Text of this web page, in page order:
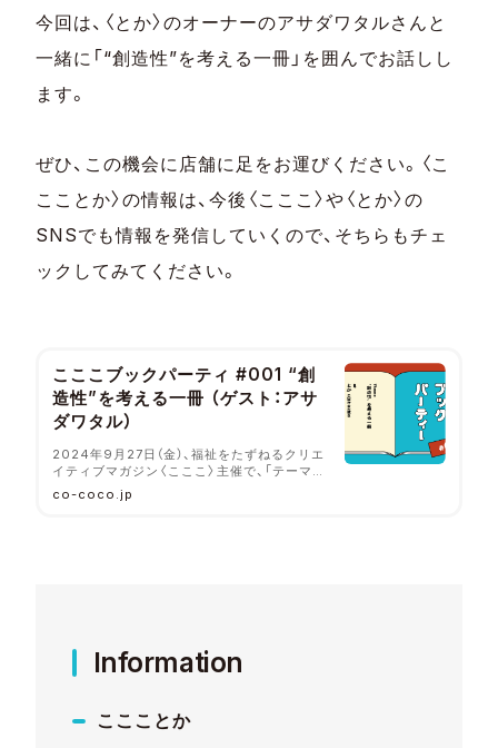
今回は、〈とか〉のオーナーのアサダワタルさんと
一緒に「“創造性”を考える一冊」を囲んでお話しし
ます。
ぜひ、この機会に店舗に足をお運びください。〈こ
こことか〉の情報は、今後〈こここ〉や〈とか〉の
SNSでも情報を発信していくので、そちらもチェ
ックしてみてください。
こここブックパーティ #001 “創
造性”を考える一冊 （ゲスト：アサ
ダワタル）
2024年9月27日（金）、福祉をたずねるクリエ
イティブマガジン〈こここ〉主催で、「テーマか
ら連想した一冊」を持ち寄る読書会イベントを
開催します。2024年9月27日（金）、大阪に位
co-coco.jp
Information
ここことか